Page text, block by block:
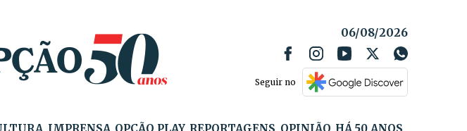
06/08/2026
Seguir no